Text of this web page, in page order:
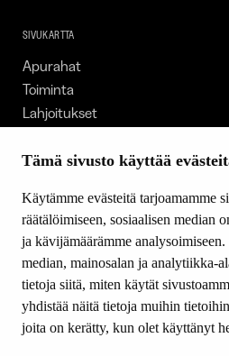
Tämä sivusto käyttää
Käytämme evästeitä tarjoamamme
räätälöimiseen, sosiaalisen median
ja kävijämäärämme
median, mainosalan ja analytiikka-
tietoja siitä, miten käytät
yhdistää näitä tietoja muihin
joita on kerätty, kun olet käyttänyt
SIVUKARTTA
Apurahat
Toiminta
Lahjoitukset
Ajankohtaista
Yhteystiedot
SEURAA MEITÄ
Facebook
Instagram